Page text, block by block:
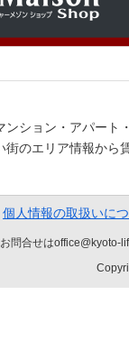
ンション・アパート
街のエリア情報から
個人情報の取扱いに
問合せは